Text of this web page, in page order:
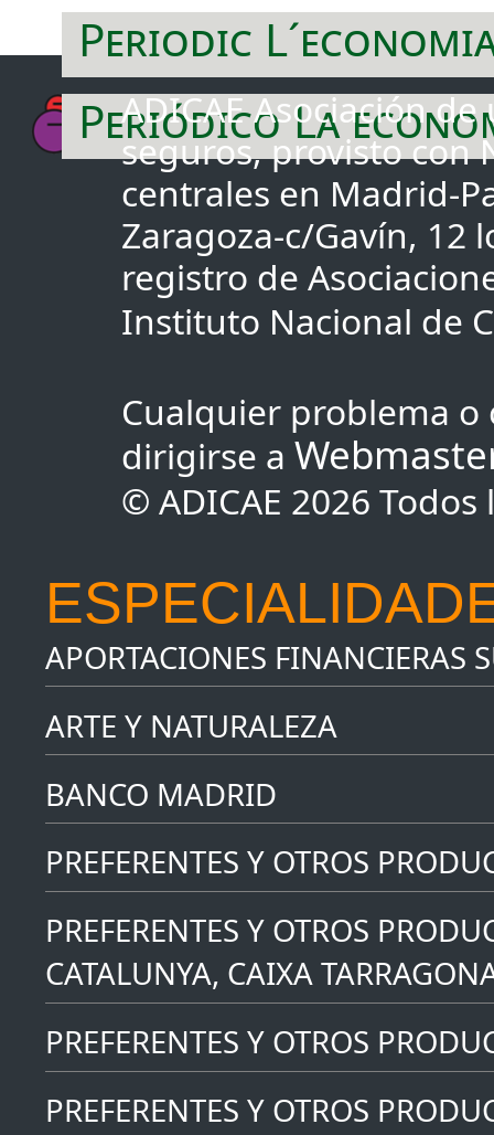
Periodic
Periódico La
ADICAE Asociación
seguros, provisto con
centrales en Madrid-
Zaragoza-c/Gavín, 12
registro de
Instituto Nacional de
Cualquier problema
dirigirse a
© ADICAE 2026
APORTACIONES FINANCIERAS
ARTE Y NATURALEZA
BANCO MADRID
PREFERENTES Y OTROS
PREFERENTES Y OTROS
CATALUNYA, CAIXA
PREFERENTES Y OTROS
PREFERENTES Y OTROS